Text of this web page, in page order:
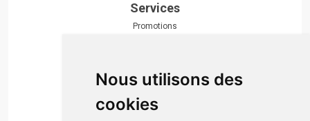
Nous utilisons des
cookies
Services
Promotions
Actualités & conseils
Événements
Marques